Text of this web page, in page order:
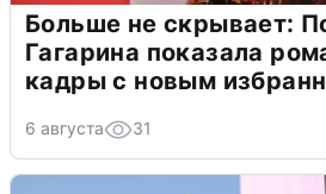
Больше не скрывает:
Гагарина показала
кадры с новым
6 августа 31